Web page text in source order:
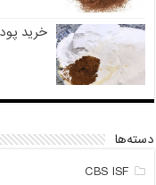
خرید
دسته‌ها
CBS ISF